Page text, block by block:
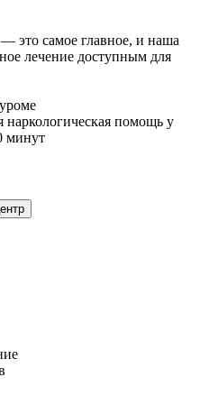
это самое главное, и наша
лечение доступным для
наркологическая помощь у
минут